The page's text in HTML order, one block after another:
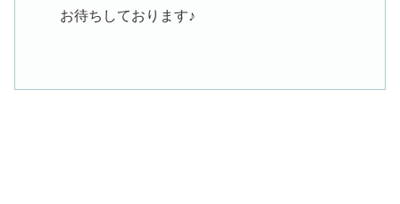
お待ちしております♪